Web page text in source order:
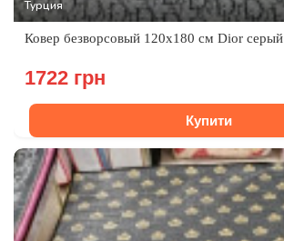
Турция
Ковер безворсовый 120х180 см Dior серый
1722 грн
Купити